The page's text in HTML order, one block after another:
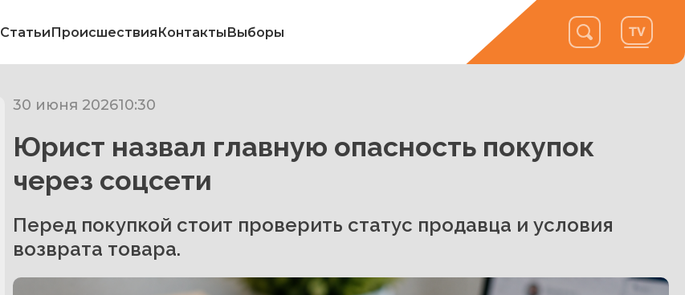
СтатьиПроисшествияКонтактыВыборы
30 июня 202610:30
Юрист назвал главную опасность покупок
через соцсети
Перед покупкой стоит проверить статус продавца и условия
возврата товара.